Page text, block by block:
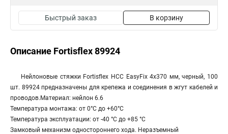
Быстрый заказ В корзину
Описание Fortisflex 89924
Нейлоновые стяжки Fortisflex НСС EasyFix 4x370 мм, черный, 100
шт. 89924 предназначены для крепежа и соединения в жгут кабелей и
проводов.Материал: нейлон 6.6
Температура монтажа: от 0°C до +60°C
Температура эксплуатации: от -40 °С до +85 °С
Замковый механизм одностороннего хода. Неразъемный